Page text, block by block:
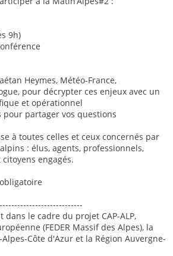
9h)
Heymes, Météo-France,
pour décrypter ces enjeux avec un
et opérationnel
pour partager vos questions
à toutes celles et ceux concernés par
: élus, agents, professionnels,
engagés.
dans le cadre du projet CAP-ALP,
(FEDER Massif des Alpes), la
Côte d'Azur et la Région Auvergne-